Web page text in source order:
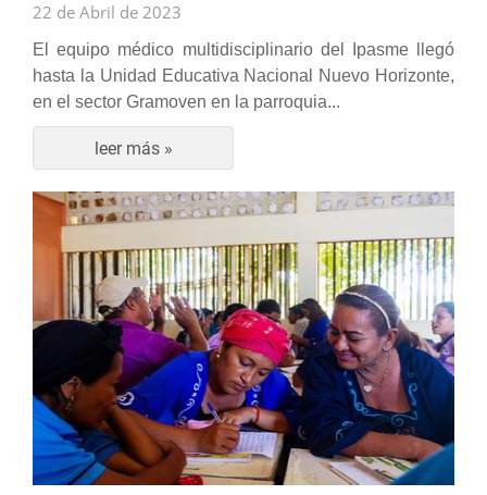
22 de Abril de 2023
El equipo médico multidisciplinario del Ipasme llegó
hasta la Unidad Educativa Nacional Nuevo Horizonte,
en el sector Gramoven en la parroquia...
leer más »